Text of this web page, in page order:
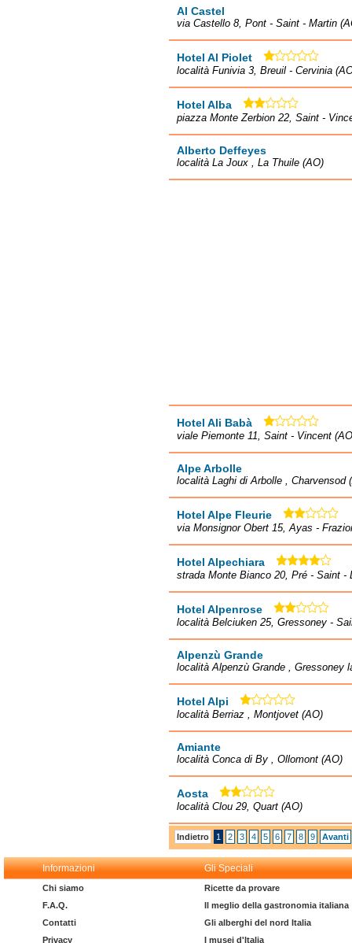
Al Castel
via Castello 8, Pont - Saint - Martin
Hotel Al Piolet
località Funivia 3, Breuil - Cervinia
Hotel Alba
piazza Monte Zerbion 22, Saint -
Alberto Deffeyes
località La Joux , La Thuile (AO)
Hotel Ali Babà
viale Piemonte 11, Saint - Vincent
Alpe Arbolle
località Laghi di Arbolle , Charvensod
Hotel Alpe Fleurie
via Monsignor Obert 15, Ayas -
Hotel Alpechiara
strada Monte Bianco 20, Pré - Saint -
Hotel Alpenrose
località Belciuken 25, Gressoney -
Alpenzù Grande
località Alpenzù Grande , Gressoney
Hotel Alpi
località Berriaz , Montjovet (AO)
Amiante
località Conca di By , Ollomont (AO)
Aosta
località Clou 29, Quart (AO)
Indietro 1 2 3 4 5 6 7 8 9 Avanti
Informazioni Gli Speciali
Chi siamo
F.A.Q.
Contatti
Privacy
Ricette da provare
Il meglio della gastronomia italiana
Gli alberghi del nord Italia
I musei d'Italia